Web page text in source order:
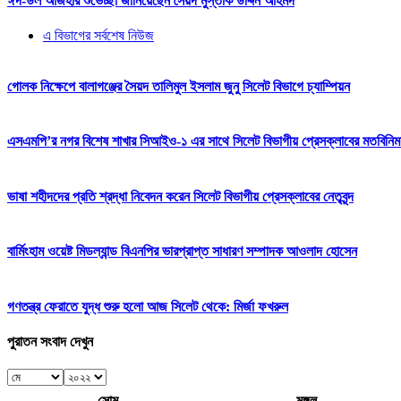
এ বিভাগের সর্বশেষ নিউজ
গোলক নিক্ষেপে বালাগঞ্জের সৈয়দ তালিমুল ইসলাম জুনু সিলেট বিভাগে চ্যাম্পিয়ন
এসএমপি’র নগর বিশেষ শাখার সিআইও-১ এর সাথে সিলেট বিভাগীয় প্রেসক্লাবের
ভাষা শহীদদের প্রতি শ্রদ্ধা নিবেদন করেন সিলেট বিভাগীয় প্রেসক্লাবের নেতৃবৃন্দ
বার্মিংহাম ওয়েষ্ট মিডল্যান্ড বিএনপির ভারপ্রাপ্ত সাধারণ সম্পাদক আওলাদ হোসেন
গণতন্ত্র ফেরাতে যুদ্ধ শুরু হলো আজ সিলেট থেকে: মির্জা ফখরুল
পুরাতন সংবাদ দেখুন